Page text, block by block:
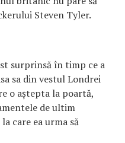
Steven Tyler.
surprinsă în timp ce a
sa din vestul Londrei
o aștepta la poartă,
de ultim
care ea urma să